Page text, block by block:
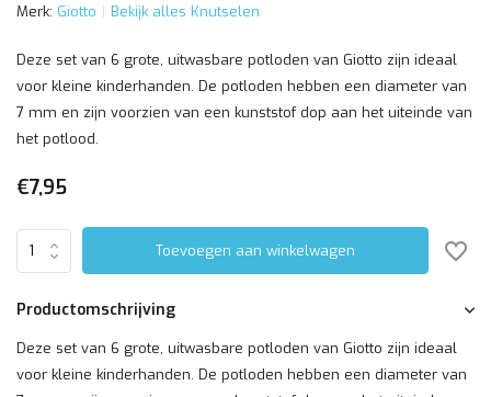
Merk: Giotto Bekijk alles Knutselen
Deze set van 6 grote, uitwasbare potloden van Giotto zijn ideaal
voor kleine kinderhanden. De potloden hebben een diameter van
7 mm en zijn voorzien van een kunststof dop aan het uiteinde van
het potlood.
€7,95
Toevoegen aan winkelwagen
Productomschrijving
Deze set van 6 grote, uitwasbare potloden van Giotto zijn ideaal
voor kleine kinderhanden. De potloden hebben een diameter van